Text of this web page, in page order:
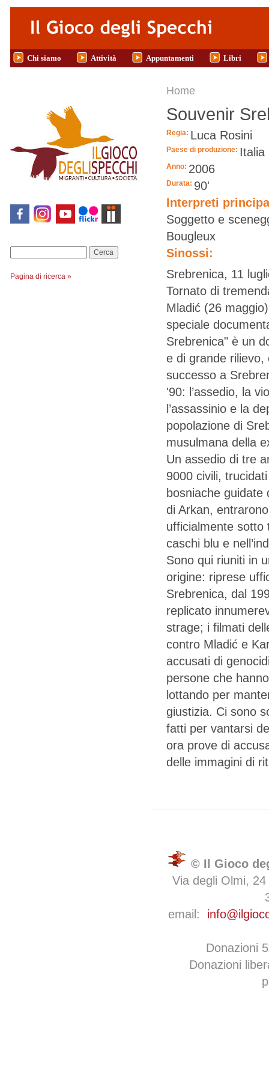
Salta al contenuto principale
Chi siamo Attività Appuntamenti Libri
Pagina di ricerca »
Tu sei qui
Home
Souvenir
Regia: Luca Rosini
Paese di produzione: Italia
Anno: 2006
Durata: 90'
Interpreti
Soggetto e
Bougleux
Sinossi:
Srebrenica, 11
Tornato di
Mladić (26
speciale
Srebrenica" è un
e di grande
successo a
'90: l’assedio, la
l’assassinio e la
popolazione di
musulmana della
Un assedio di tre
9000 civili,
bosniache
di Arkan,
ufficialmente sotto
caschi blu e
Sono qui riuniti in
origine: riprese
Srebrenica, dal
replicato
strage; i filmati
contro Mladić e
accusati di
persone che
lottando per
giustizia. Ci sono
fatti per vantarsi
ora prove di
delle immagini di
© Il Gioco
Via degli Olmi,
email:
Donazioni
Donazioni